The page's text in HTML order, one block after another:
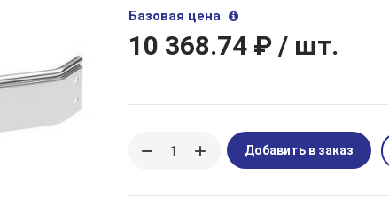
Базовая цена
10 368.74 ₽ / шт.
Добавить в заказ